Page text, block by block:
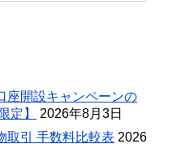
座開設キャンペーンの
定】
2026年8月3日
取引 手数料比較表 2026